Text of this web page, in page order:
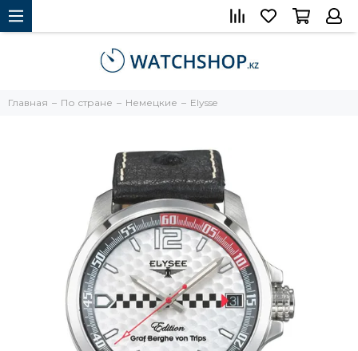
Главная По стране Немецкие Elysse